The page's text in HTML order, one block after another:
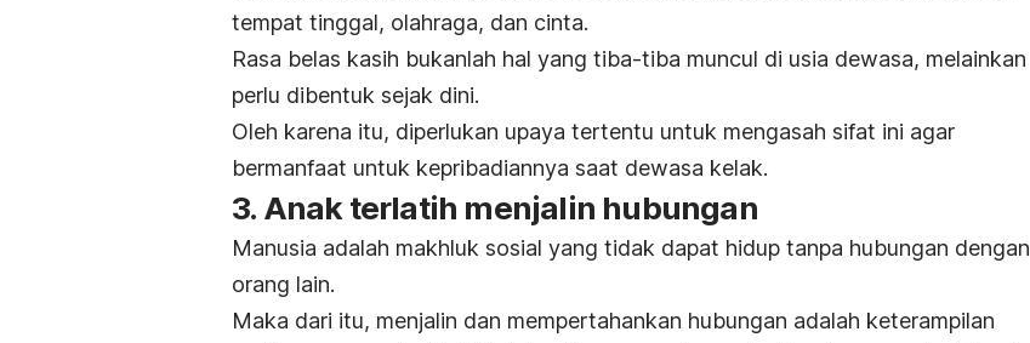
tempat tinggal, olahraga, dan cinta.
Rasa belas kasih bukanlah hal yang tiba-tiba muncul di usia dewasa, melainkan
perlu dibentuk sejak dini.
Oleh karena itu, diperlukan upaya tertentu untuk mengasah sifat ini agar
bermanfaat untuk kepribadiannya saat dewasa kelak.
3. Anak terlatih menjalin hubungan
Manusia adalah makhluk sosial yang tidak dapat hidup tanpa hubungan dengan
orang lain.
Maka dari itu, menjalin dan mempertahankan hubungan adalah keterampilan